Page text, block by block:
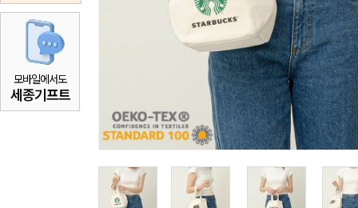
모바일에서도
세종기프트